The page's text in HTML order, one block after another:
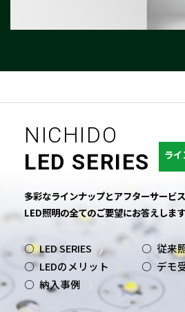
NICHIDO
LED SERIES
ラ
多彩なラインナップとアフターサービス
LED照明の全てのご要望にお答えします
LED SERIES
従来
LEDのメリット
デモ
納入事例